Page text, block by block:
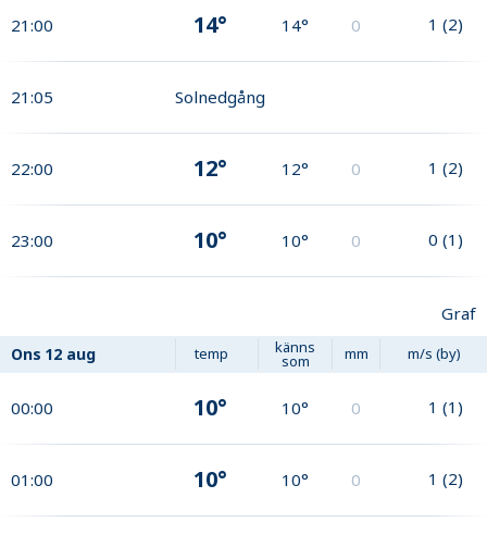
21:00 14° 14° 0 1 (2)
21:05 Solnedgång
22:00 12° 12° 0 1 (2)
23:00 10° 10° 0 0 (1)
Graf
Ons 12 aug temp känns
som mm m/s (by)
00:00 10° 10° 0 1 (1)
01:00 10° 10° 0 1 (2)